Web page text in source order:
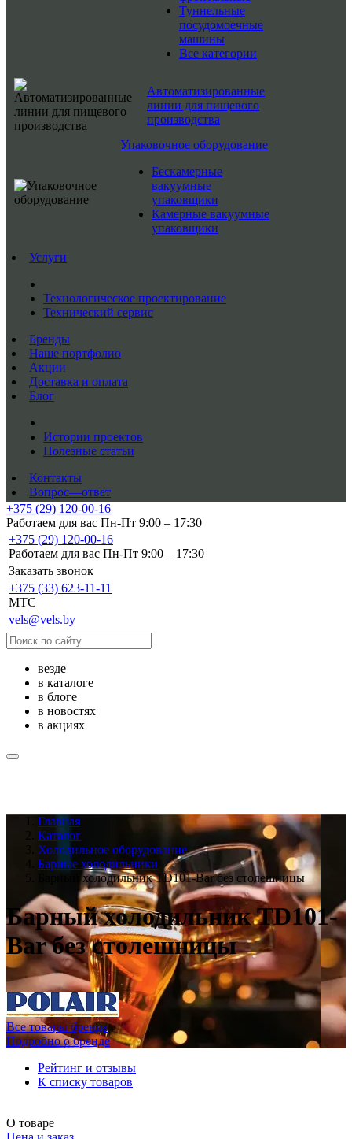
Туннельные
посудомоечные
машины
Все категории
Автоматизированные
линии для пищевого
производства
Упаковочное оборудование
Бескамерные
вакуумные
упаковщики
Камерные вакуумные
упаковщики
Услуги
Технологическое проектирование
Технический сервис
Бренды
Наше портфолио
Акции
Доставка и оплата
Блог
Истории проектов
Полезные статьи
Контакты
Вопрос—ответ
+375 (29) 120-00-16
Работаем для вас Пн-Пт 9:00 – 17:30
+375 (29) 120-00-16
Работаем для вас Пн-Пт 9:00 – 17:30
Заказать звонок
+375 (33) 623-11-11
MTC
vels@vels.by
везде
в каталоге
в блоге
в новостях
в акциях
Главная
Каталог
Холодильное оборудование
Барные холодильники
Барный холодильник TD101-Bar без столешницы
Барный холодильник TD101-
Bar без столешницы
Все товары бренда
Подробно о бренде
Рейтинг и отзывы
К списку товаров
О товаре